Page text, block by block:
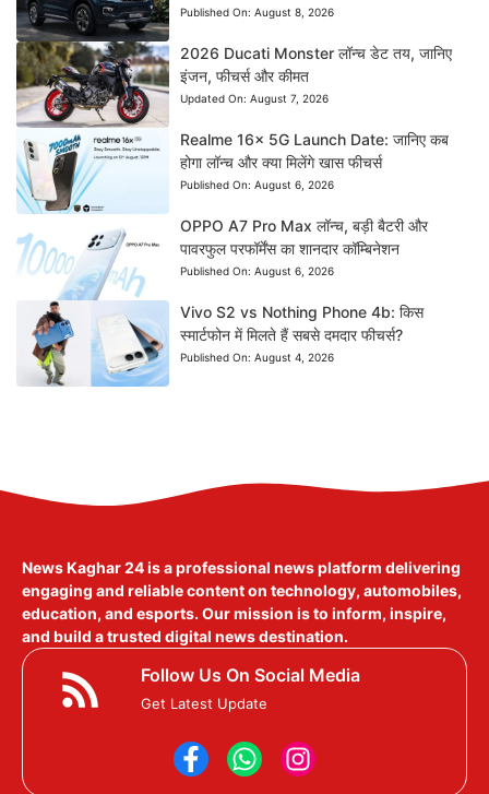
Published On: August 8, 2026
2026 Ducati Monster लॉन्च डेट तय, जानिए
इंजन, फीचर्स और कीमत
Updated On: August 7, 2026
Realme 16x 5G Launch Date: जानिए कब
होगा लॉन्च और क्या मिलेंगे खास फीचर्स
Published On: August 6, 2026
OPPO A7 Pro Max लॉन्च, बड़ी बैटरी और
पावरफुल परफॉर्मेंस का शानदार कॉम्बिनेशन
Published On: August 6, 2026
Vivo S2 vs Nothing Phone 4b: किस
स्मार्टफोन में मिलते हैं सबसे दमदार फीचर्स?
Published On: August 4, 2026
News Kaghar 24is a professional news platform delivering
engaging and reliable content on technology, automobiles,
education, and esports. Our mission is to inform, inspire,
and build a trusted digital news destination.
Follow Us On Social Media
Get Latest Update